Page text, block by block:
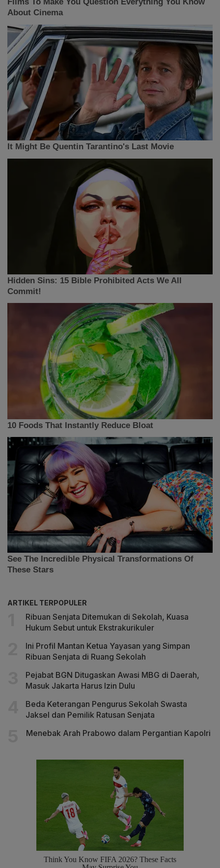
ARTIKEL TERPOPULER
Ribuan Senjata Ditemukan di Sekolah, Kuasa
Hukum Sebut untuk Ekstrakurikuler
Ini Profil Mantan Ketua Yayasan yang Simpan
Ribuan Senjata di Ruang Sekolah
Pejabat BGN Ditugaskan Awasi MBG di Daerah,
Masuk Jakarta Harus Izin Dulu
Beda Keterangan Pengurus Sekolah Swasta
Jaksel dan Pemilik Ratusan Senjata
Menebak Arah Prabowo dalam Pergantian Kapolri